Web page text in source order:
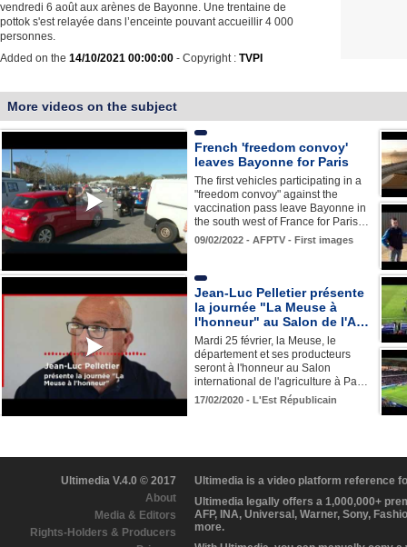
vendredi 6 août aux arènes de Bayonne. Une trentaine de
pottok s'est relayée dans l’enceinte pouvant accueillir 4 000
personnes.
Added on the 14/10/2021 00:00:00 - Copyright : TVPI
More videos on the subject
French 'freedom convoy'
leaves Bayonne for Paris
The first vehicles participating in a
"freedom convoy" against the
vaccination pass leave Bayonne in
the south west of France for Paris…
09/02/2022 - AFPTV - First images
Jean-Luc Pelletier présente
la journée "La Meuse à
l'honneur" au Salon de l'A…
Mardi 25 février, la Meuse, le
département et ses producteurs
seront à l'honneur au Salon
international de l'agriculture à Pa…
17/02/2020 - L'Est Républicain
Ultimedia V.4.0 © 2017
About
Media & Editors
Rights-Holders & Producers
Ultimedia is a video platform reference
Ultimedia legally offers a 1,000,000+
AFP, INA, Universal, Warner, Sony,
more.